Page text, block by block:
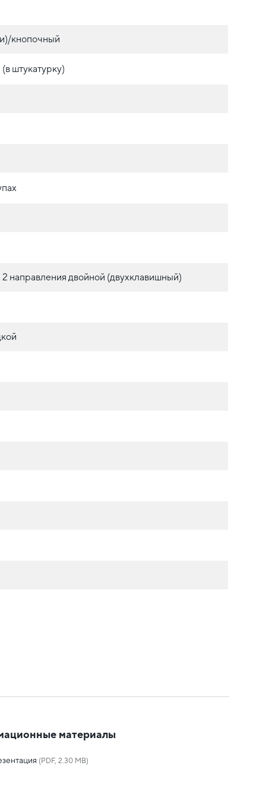
кнопочный
штукатурку)
направления двойной (двухклавишный)
материалы
(PDF, 2.30 MB)